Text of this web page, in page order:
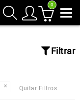
0
Filtrar
Quitar Filtros